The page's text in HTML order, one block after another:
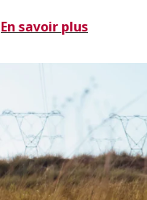
En savoir plus